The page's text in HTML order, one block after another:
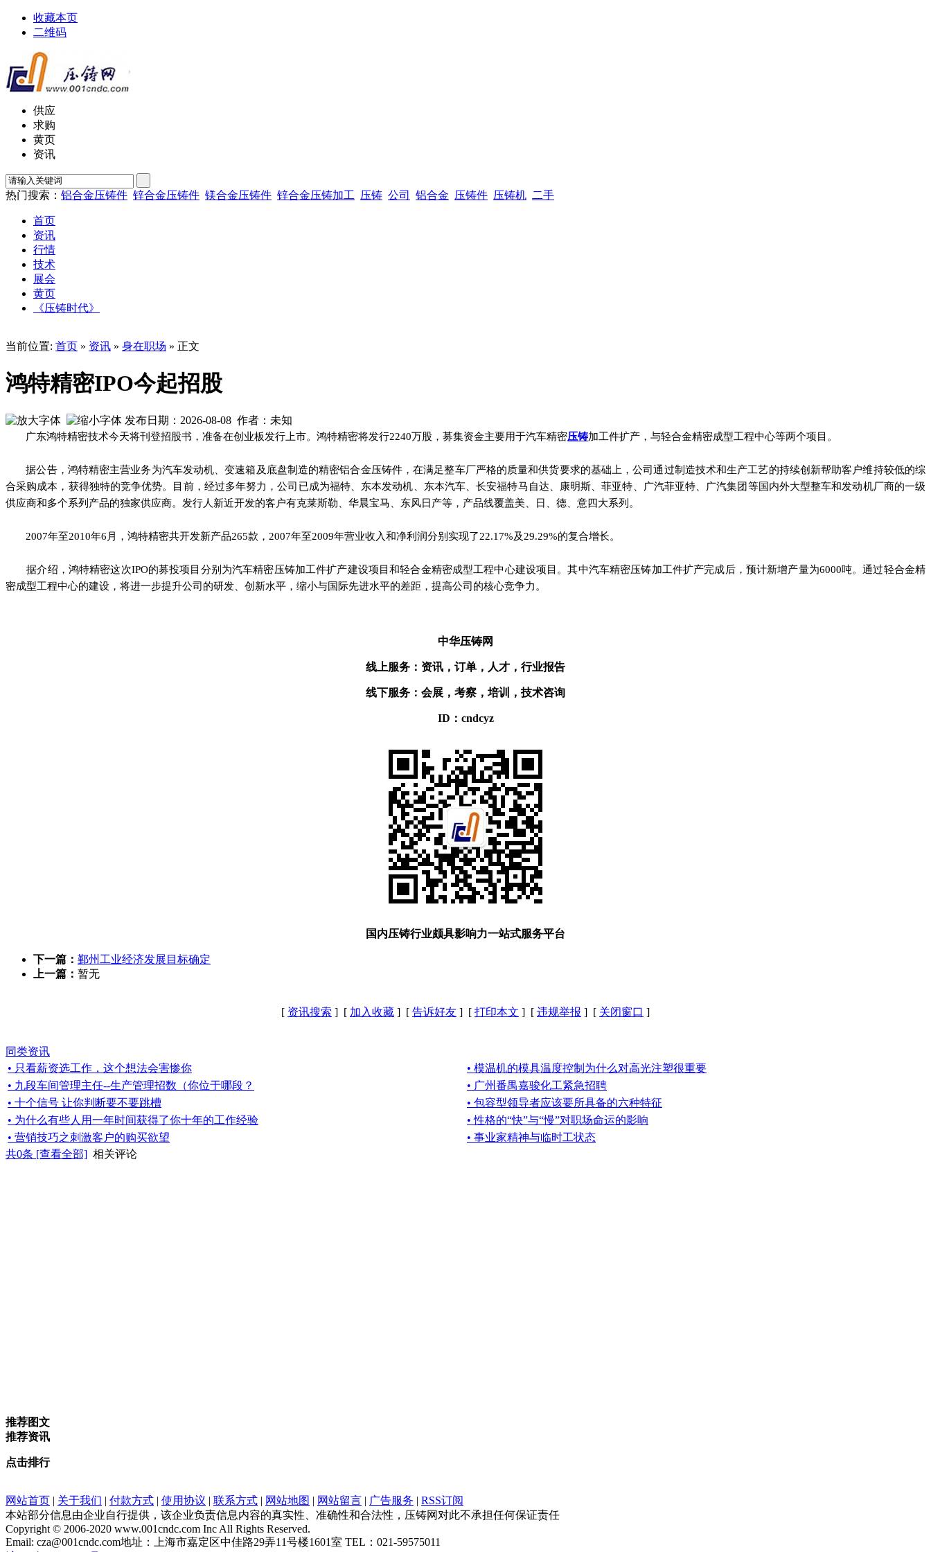
收藏本页
二维码
供应
求购
黄页
资讯
热门搜索： 铝合金压铸件 锌合金压铸件 镁合金压铸件 锌合金压铸加工 压铸 公司 铝合金 压铸件 压铸机 二手
首页
资讯
行情
技术
展会
黄页
《压铸时代》
当前位置: 首页 » 资讯 » 身在职场 » 正文
鸿特精密IPO今起招股
发布日期：2026-08-08 作者：未知
广东鸿特精密技术今天将刊登招股书，准备在创业板发行上市。鸿特精密将发行2240万股，募集资金主要用于汽车精密压铸加工件扩产，与轻合金精密成型工程中心等两个项目。
据公告，鸿特精密主营业务为汽车发动机、变速箱及底盘制造的精密铝合金压铸件，在满足整车厂严格的质量和供货要求的基础上，公司通过制造技术和生产工艺的持续创新帮助客户维持较低的综
合采购成本，获得独特的竞争优势。目前，经过多年努力，公司已成为福特、东本发动机、东本汽车、长安福特马自达、康明斯、菲亚特、广汽菲亚特、广汽集团等国内外大型整车和发动机厂商的一级
供应商和多个系列产品的独家供应商。发行人新近开发的客户有克莱斯勒、华晨宝马、东风日产等，产品线覆盖美、日、德、意四大系列。
2007年至2010年6月，鸿特精密共开发新产品265款，2007年至2009年营业收入和净利润分别实现了22.17%及29.29%的复合增长。
据介绍，鸿特精密这次IPO的募投项目分别为汽车精密压铸加工件扩产建设项目和轻合金精密成型工程中心建设项目。其中汽车精密压铸加工件扩产完成后，预计新增产量为6000吨。通过轻合金精
密成型工程中心的建设，将进一步提升公司的研发、创新水平，缩小与国际先进水平的差距，提高公司的核心竞争力。
中华压铸网
线上服务：资讯，订单，人才，行业报告
线下服务：会展，考察，培训，技术咨询
ID：cndcyz
国内压铸行业颇具影响力一站式服务平台
下一篇： 鄞州工业经济发展目标确定
上一篇： 暂无
[ 资讯搜索 ] [ 加入收藏 ] [ 告诉好友 ] [ 打印本文 ] [ 违规举报 ] [ 关闭窗口 ]
同类资讯
• 只看薪资选工作，这个想法会害惨你
• 模温机的模具温度控制为什么对高光注塑很重要
• 九段车间管理主任--生产管理招数（你位于哪段？
• 广州番禺嘉骏化工紧急招聘
• 十个信号 让你判断要不要跳槽
• 包容型领导者应该要所具备的六种特征
• 为什么有些人用一年时间获得了你十年的工作经验
• 性格的“快”与“慢”对职场命运的影响
• 营销技巧之刺激客户的购买欲望
• 事业家精神与临时工状态
共0条 [查看全部] 相关评论
推荐图文
推荐资讯
点击排行
网站首页 | 关于我们 | 付款方式 | 使用协议 | 联系方式 | 网站地图 | 网站留言 | 广告服务 | RSS订阅
本站部分信息由企业自行提供，该企业负责信息内容的真实性、准确性和合法性，压铸网对此不承担任何保证责任
Copyright © 2006-2020 www.001cndc.com Inc All Rights Reserved.
Email: cza@001cndc.com地址：上海市嘉定区中佳路29弄11号楼1601室 TEL：021-59575011